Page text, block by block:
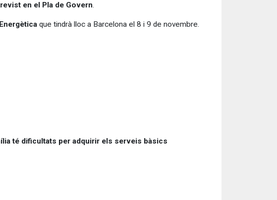
en el Pla de Govern.
que tindrà lloc a Barcelona el 8 i 9 de novembre.
té dificultats per adquirir els serveis bàsics